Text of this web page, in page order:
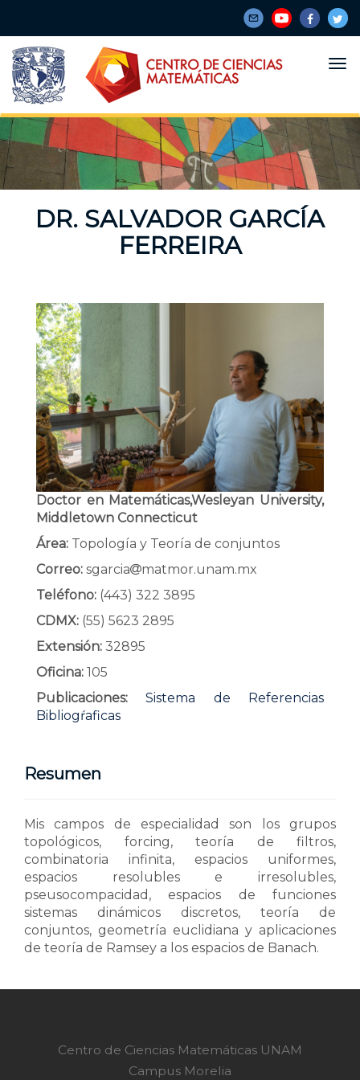
contenido
principal
DR. SALVADOR GARCÍA
FERREIRA
Doctor en Matemáticas,Wesleyan University,
Middletown Connecticut
Área: Topología y Teoría de conjuntos
Correo: sgarcia
matmor.unam.mx
Teléfono: (443) 322 3895
CDMX: (55) 5623 2895
Extensión: 32895
Oficina: 105
Publicaciones:Sistema de Referencias
Bibliogŕaficas
Resumen
Mis campos de especialidad son los grupos
topológicos, forcing, teoría de filtros,
combinatoria infinita, espacios uniformes,
espacios resolubles e irresolubles,
pseusocompacidad, espacios de funciones
sistemas dinámicos discretos, teoría de
conjuntos, geometría euclidiana y aplicaciones
de teoría de Ramsey a los espacios de Banach.
Centro de Ciencias Matemáticas UNAM
Campus Morelia